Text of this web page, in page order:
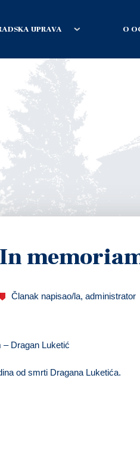
UPRAVA O
In
Članak napisao/la, administrator
od smrti Dragana Luketića.